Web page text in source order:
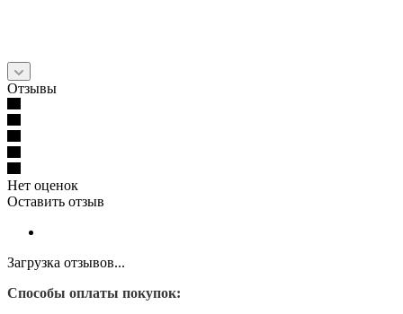
Отзывы
Нет оценок
Оставить отзыв
Загрузка отзывов...
Способы оплаты покупок: